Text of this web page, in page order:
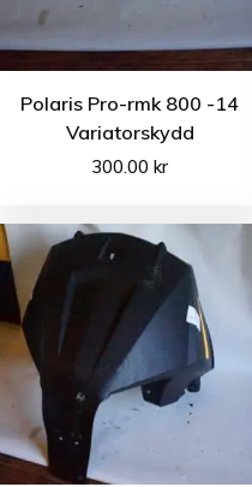
Polaris Pro-rmk 800 -14
Variatorskydd
300.00kr